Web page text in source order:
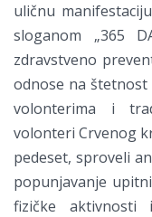
uličnu
sloganom „365
zdravstveno
odnose na štetnost
volonterima i
volonteri Crvenog
pedeset, sproveli
popunjavanje
fizičke aktivnosti